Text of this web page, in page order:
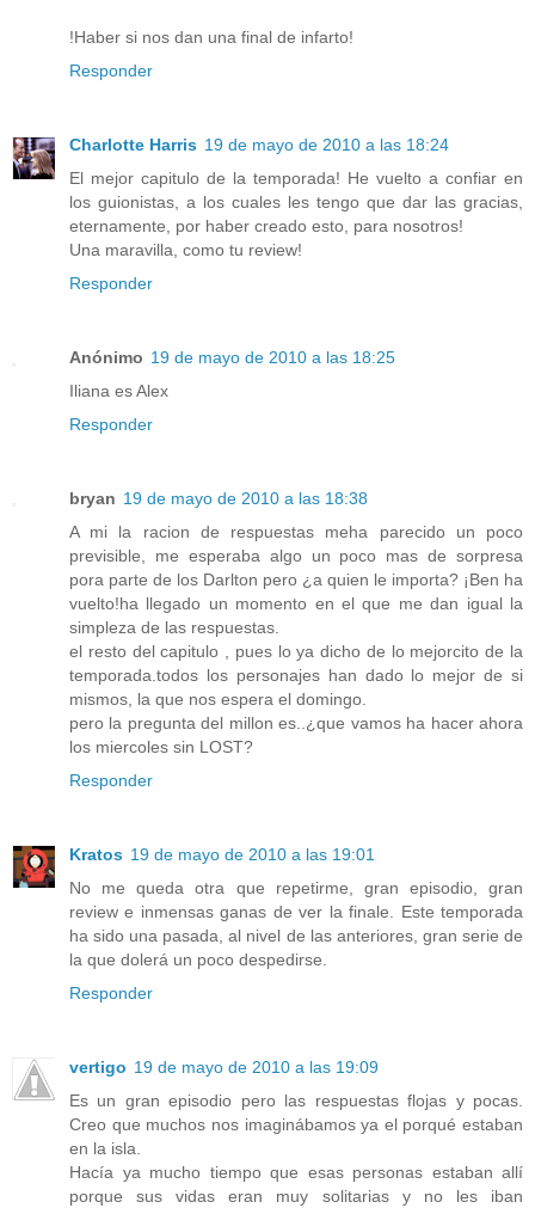
!Haber si nos dan una final de infarto!
Responder
Charlotte Harris 19 de mayo de 2010 a las 18:24
El mejor capitulo de la temporada! He vuelto a confiar en
los guionistas, a los cuales les tengo que dar las gracias,
eternamente, por haber creado esto, para nosotros!
Una maravilla, como tu review!
Responder
Anónimo 19 de mayo de 2010 a las 18:25
Iliana es Alex
Responder
bryan 19 de mayo de 2010 a las 18:38
A mi la racion de respuestas meha parecido un poco
previsible, me esperaba algo un poco mas de sorpresa
pora parte de los Darlton pero ¿a quien le importa? ¡Ben ha
vuelto!ha llegado un momento en el que me dan igual la
simpleza de las respuestas.
el resto del capitulo , pues lo ya dicho de lo mejorcito de la
temporada.todos los personajes han dado lo mejor de si
mismos, la que nos espera el domingo.
pero la pregunta del millon es..¿que vamos ha hacer ahora
los miercoles sin LOST?
Responder
Kratos 19 de mayo de 2010 a las 19:01
No me queda otra que repetirme, gran episodio, gran
review e inmensas ganas de ver la finale. Este temporada
ha sido una pasada, al nivel de las anteriores, gran serie de
la que dolerá un poco despedirse.
Responder
vertigo 19 de mayo de 2010 a las 19:09
Es un gran episodio pero las respuestas flojas y pocas.
Creo que muchos nos imaginábamos ya el porqué estaban
en la isla.
Hacía ya mucho tiempo que esas personas estaban allí
porque sus vidas eran muy solitarias y no les iban